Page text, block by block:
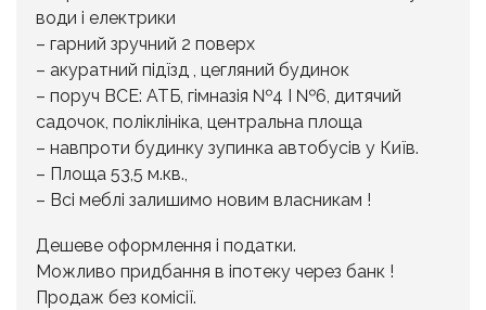
води і електрики
– гарний зручний 2 поверх
– акуратний підїзд , цегляний будинок
– поруч ВСЕ: АТБ, гімназія №4 І №6, дитячий
садочок, поліклініка, центральна площа
– навпроти будинку зупинка автобусів у Київ.
– Площа 53,5 м.кв.,
– Всі меблі залишимо новим власникам !
Дешеве оформлення і податки.
Можливо придбання в іпотеку через банк !
Продаж без комісії.